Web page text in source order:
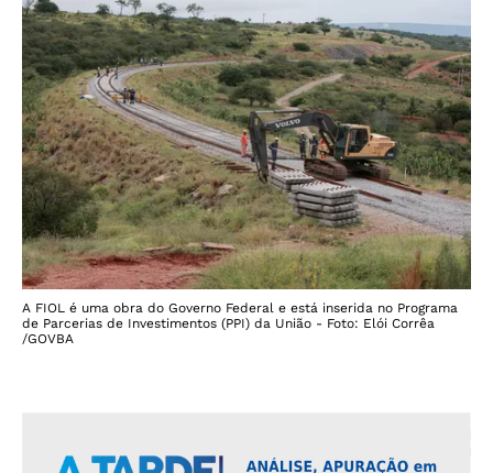
A FIOL é uma obra do Governo Federal e está inserida no Programa
de Parcerias de Investimentos (PPI) da União - Foto: Elói Corrêa
/GOVBA